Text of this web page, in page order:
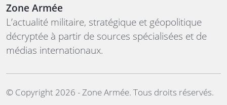
Zone Armée
L’actualité militaire, stratégique et géopolitique
décryptée à partir de sources spécialisées et de
médias internationaux.
©️ Copyright 2026 - Zone Armée. Tous droits réservés.